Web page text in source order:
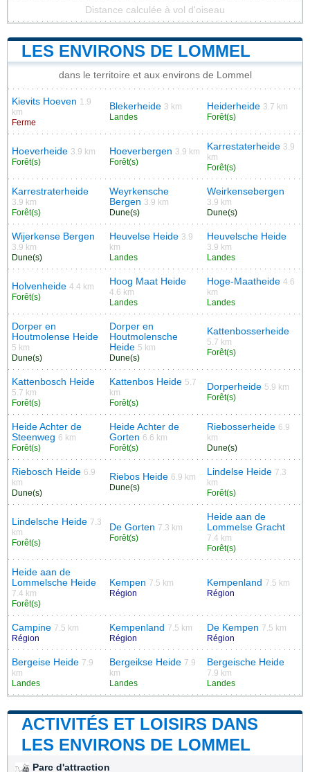
Distance calculée à vol d'oiseau
LES ENVIRONS DE LOMMEL
dans le territoire et aux environs de Lommel
Kievits Hoeven 1.9
km
Ferme
Blekerheide 3 km
Landes
Heiderheide 3.7 km
Forêt(s)
Hoeverheide 3.9 km
Forêt(s)
Hoeverbergen 3.9 km
Forêt(s)
Karrestaterheide 3.9
km
Forêt(s)
Karrestraterheide
3.9 km
Forêt(s)
Weyrkensche
Bergen 3.9 km
Dune(s)
Weirkensebergen
3.9 km
Dune(s)
Wijerkense Bergen
3.9 km
Dune(s)
Heuvelse Heide 3.9
km
Landes
Heuvelsche Heide
3.9 km
Landes
Holvenheide 4.4 km
Forêt(s)
Hoog Maat Heide
4.6 km
Landes
Hoge-Maatheide 4.6
km
Landes
Dorper en
Houtmolense Heide
5 km
Dune(s)
Dorper en
Houtmolensche
Heide 5 km
Dune(s)
Kattenbosserheide
5.7 km
Forêt(s)
Kattenbosch Heide
5.7 km
Forêt(s)
Kattenbos Heide 5.7
km
Forêt(s)
Dorperheide 5.9 km
Forêt(s)
Heide Achter de
Steenweg 6 km
Forêt(s)
Heide Achter de
Gorten 6.6 km
Forêt(s)
Riebosserheide 6.9
km
Dune(s)
Riebosch Heide 6.9
km
Dune(s)
Riebos Heide 6.9 km
Dune(s)
Lindelse Heide 7.3
km
Forêt(s)
Lindelsche Heide 7.3
km
Forêt(s)
De Gorten 7.3 km
Forêt(s)
Heide aan de
Lommelse Gracht
7.4 km
Forêt(s)
Heide aan de
Lommelsche Heide
7.4 km
Forêt(s)
Kempen 7.5 km
Région
Kempenland 7.5 km
Région
Campine 7.5 km
Région
Kempenland 7.5 km
Région
De Kempen 7.5 km
Région
Bergeise Heide 7.9
km
Landes
Bergeikse Heide 7.9
km
Landes
Bergeische Heide
7.9 km
Landes
ACTIVITÉS ET LOISIRS DANS
LES ENVIRONS DE LOMMEL
Parc d'attraction